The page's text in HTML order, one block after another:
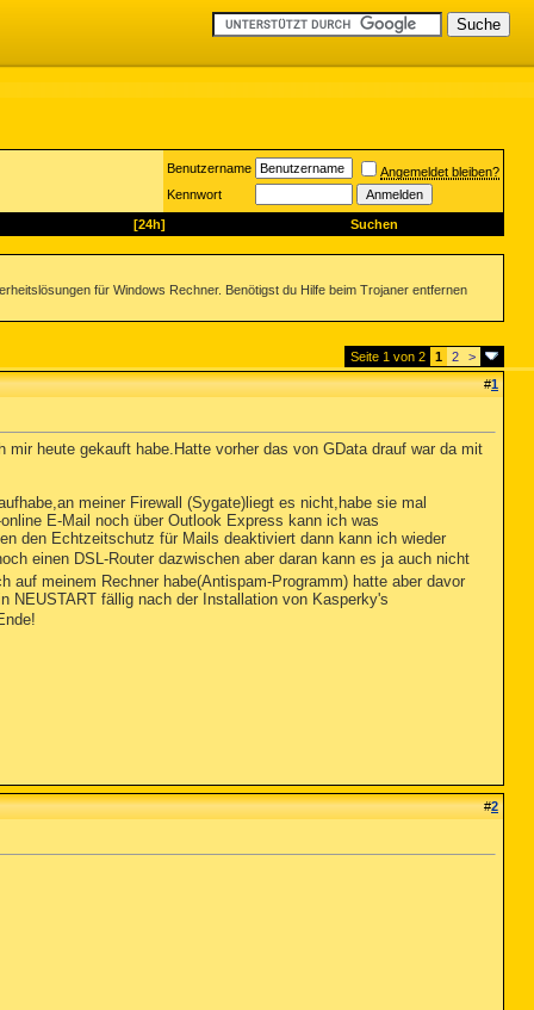
Benutzername
Angemeldet bleiben?
Kennwort
[24h] Suchen
für Windows Rechner. Benötigst du Hilfe beim Trojaner entfernen
Seite 1 von 2 1 2
>
#1
heute gekauft habe.Hatte vorher das von GData drauf war da mit
meiner Firewall (Sygate)liegt es nicht,habe sie mal
E-Mail noch über Outlook Express kann ich was
den Echtzeitschutz für Mails deaktiviert dann kann ich wieder
einen DSL-Router dazwischen aber daran kann es ja auch nicht
auf meinem Rechner habe(Antispam-Programm) hatte aber davor
NEUSTART fällig nach der Installation von Kasperky's
#2